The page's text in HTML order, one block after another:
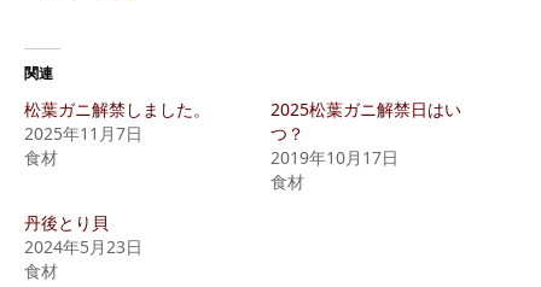
関連
松葉ガニ解禁しました。
2025年11月7日
食材
2025松葉ガニ解禁日はい
つ？
2019年10月17日
食材
丹後とり貝
2024年5月23日
食材